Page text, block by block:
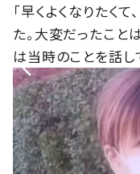
「早くよくなりたく
た。大変だったこと
は当時のことを話し